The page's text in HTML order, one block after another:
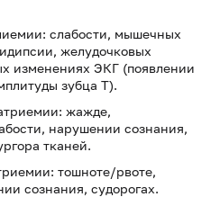
слабости, мышечных
желудочковых
изменениях ЭКГ (появлении
зубца T).
жажде,
нарушении сознания,
тканей.
тошноте/рвоте,
сознания, судорогах.